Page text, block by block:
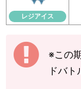
レジアイス
※この
ドバト